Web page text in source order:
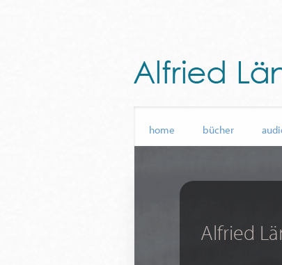
home bücher
Alfried